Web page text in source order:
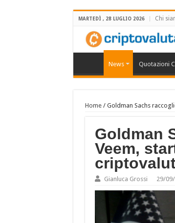
MARTEDÌ , 28 LUGLIO 2026 Chi
News Quotazioni
Home/ Goldman Sachs
Goldman
Veem,
Gianluca Grossi 29/